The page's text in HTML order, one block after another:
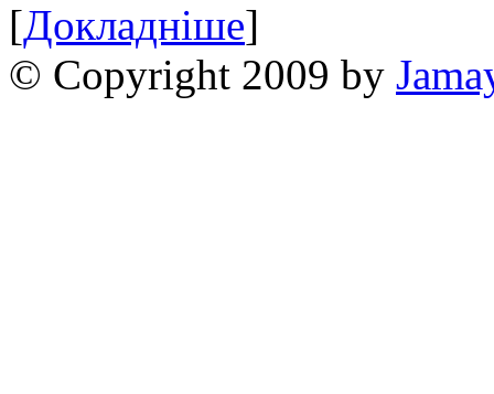
[Докладніше]
© Copyright 2009 by